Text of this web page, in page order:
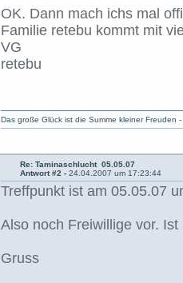
OK. Dann mach ichs mal
Familie retebu kommt mit
VG
retebu
Das große Glück ist die Summe kleiner Freuden
Re: Taminaschlucht 05.05.07
Antwort #2 -24.04.2007 um 17:23:44
Treffpunkt ist am 05.05.07
Also noch Freiwillige vor.
Gruss